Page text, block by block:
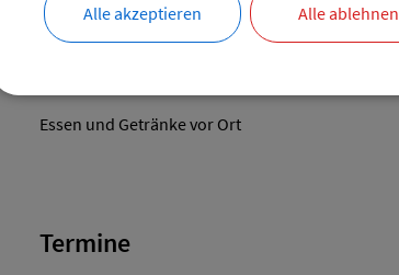
Life-Musik der Musikkapelle Winterhausen
Essen und Getränke vor Ort
Termine
Alle akzeptieren Alle ablehnen